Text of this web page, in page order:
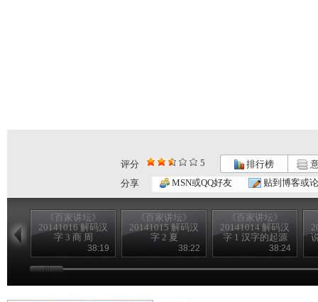
评分 5 排行榜
分享
MSN或QQ好友 贴到博客或
《百家讲坛》
20141016 解码汉
字 3 商 周
38:19
《百家讲坛》
20141015 解码汉
字 2 夏
38:22
《百家讲坛》
20141014 解码汉
字 1 汉字的起源
38:24